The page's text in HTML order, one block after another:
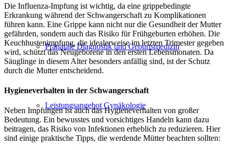
Pränatale Diagnostik und Geburtsmedizin
Leistungsangebot Gynäkologie
Die Influenza-Impfung ist wichtig, da eine grippebedingte
Erkrankung während der Schwangerschaft zu Komplikationen
führen kann. Eine Grippe kann nicht nur die Gesundheit der Mutter
gefährden, sondern auch das Risiko für Frühgeburten erhöhen. Die
Keuchhustenimpfung, die idealerweise im letzten Trimester gegeben
wird, schützt das Neugeborene in den ersten Lebensmonaten. Da
Säuglinge in diesem Alter besonders anfällig sind, ist der Schutz
durch die Mutter entscheidend.
Hygieneverhalten in der Schwangerschaft
Neben Impfungen ist auch das Hygieneverhalten von großer
Bedeutung. Ein bewusstes und vorsichtiges Handeln kann dazu
beitragen, das Risiko von Infektionen erheblich zu reduzieren. Hier
sind einige praktische Tipps, die werdende Mütter beachten sollten: